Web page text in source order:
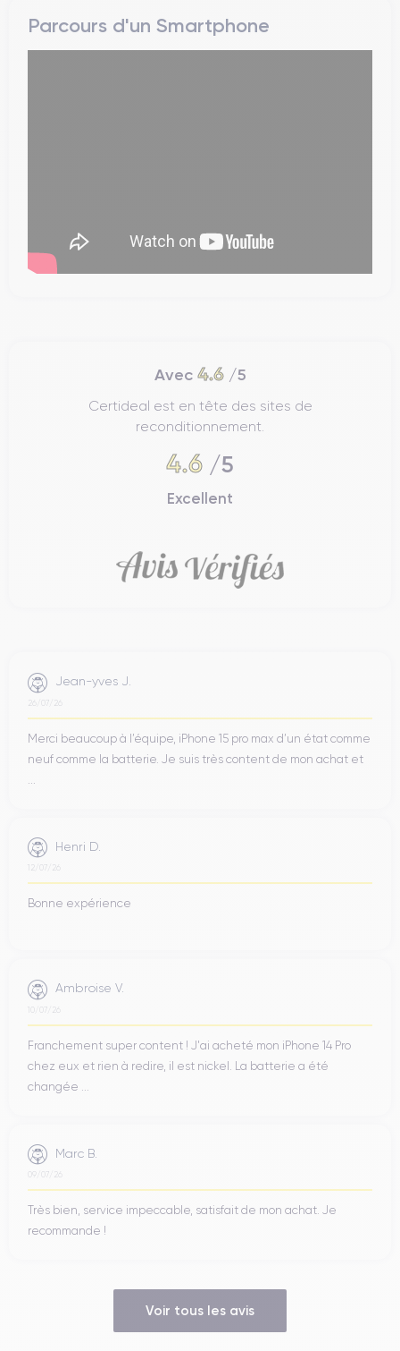
Parcours d'un Smartphone
Avec 4.6/5
Certideal est en tête des sites de
reconditionnement.
4.6 /5
Excellent
Jean-yves J.
26/07/26
Merci beaucoup à l’équipe, iPhone 15 pro max d’un état comme
neuf comme la batterie. Je suis très content de mon achat et
Henri D.
12/07/26
Bonne expérience
Ambroise V.
10/07/26
Franchement super content ! J'ai acheté mon iPhone 14 Pro
chez eux et rien à redire, il est nickel. La batterie a été
changée ...
Marc B.
09/07/26
Très bien, service impeccable, satisfait de mon achat. Je
recommande !
Voir tous les avis